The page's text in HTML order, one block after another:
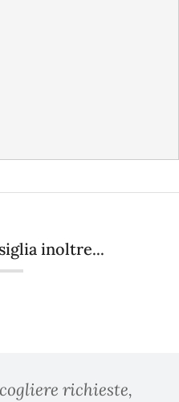
inoltre...
richieste,